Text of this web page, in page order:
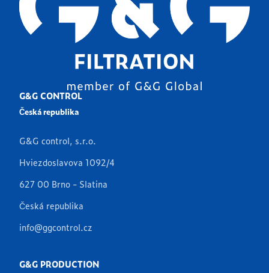
G&G CONTROL
Česká republika
G&G control, s.r.o.
Hviezdoslavova 1092/4
627 00 Brno - Slatina
Česká republika
info@ggcontrol.cz
G&G PRODUCTION